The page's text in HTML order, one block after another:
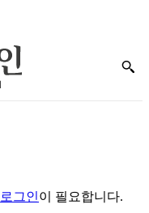
로그인이 필요합니다.